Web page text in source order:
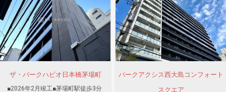
ザ・パークハビオ日本橋茅場町
■2026年2月竣工■茅場町駅徒歩3分
パークアクシス西大島コンフォート
スクエア